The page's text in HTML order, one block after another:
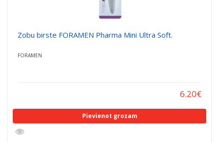
Zobu birste FORAMEN Pharma Mini Ultra Soft.
FORAMEN
6.20€
Pievienot grozam